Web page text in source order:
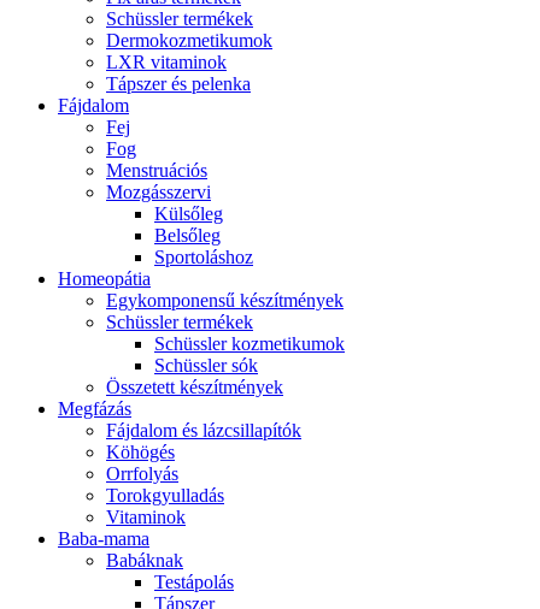
Schüssler termékek
Dermokozmetikumok
LXR vitaminok
Tápszer és pelenka
Fájdalom
Fej
Fog
Menstruációs
Mozgásszervi
Külsőleg
Belsőleg
Sportoláshoz
Homeopátia
Egykomponensű készítmények
Schüssler termékek
Schüssler kozmetikumok
Schüssler sók
Összetett készítmények
Megfázás
Fájdalom és lázcsillapítók
Köhögés
Orrfolyás
Torokgyulladás
Vitaminok
Baba-mama
Babáknak
Testápolás
Tápszer